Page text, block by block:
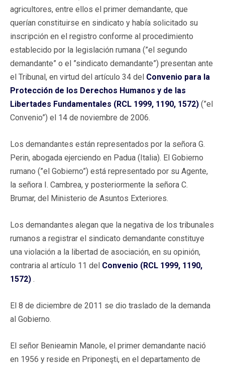
agricultores, entre ellos el primer demandante, que
querían constituirse en sindicato y había solicitado su
inscripción en el registro conforme al procedimiento
establecido por la legislación rumana (”el segundo
demandante” o el ”sindicato demandante”) presentan ante
el Tribunal, en virtud del artículo 34 del Convenio para la
Protección de los Derechos Humanos y de las
Libertades Fundamentales (RCL 1999, 1190, 1572) (”el
Convenio”) el 14 de noviembre de 2006.
Los demandantes están representados por la señora G.
Perin, abogada ejerciendo en Padua (Italia). El Gobierno
rumano (”el Gobierno”) está representado por su Agente,
la señora I. Cambrea, y posteriormente la señora C.
Brumar, del Ministerio de Asuntos Exteriores.
Los demandantes alegan que la negativa de los tribunales
rumanos a registrar el sindicato demandante constituye
una violación a la libertad de asociación, en su opinión,
contraria al artículo 11 del Convenio (RCL 1999, 1190,
1572) .
El 8 de diciembre de 2011 se dio traslado de la demanda
al Gobierno.
El señor Benieamin Manole, el primer demandante nació
en 1956 y reside en Priponeşti, en el departamento de